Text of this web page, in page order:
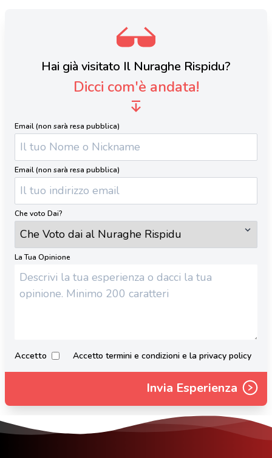
Hai già visitato Il Nuraghe Rispidu?
Dicci com'è andata!
Email (non sarà resa pubblica)
Email (non sarà resa pubblica)
Che voto Dai?
La Tua Opinione
Accetto Accetto termini e condizioni e la privacy policy
Invia Esperienza